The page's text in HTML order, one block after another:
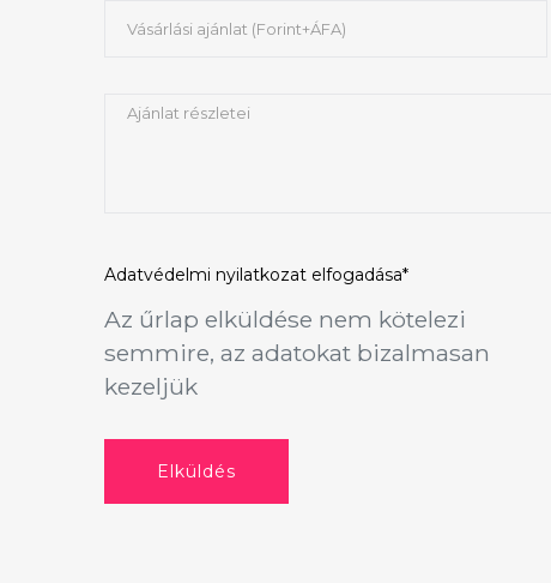
Adatvédelmi nyilatkozat elfogadása*
Az űrlap elküldése nem kötelezi
semmire, az adatokat bizalmasan
kezeljük
Elküldés